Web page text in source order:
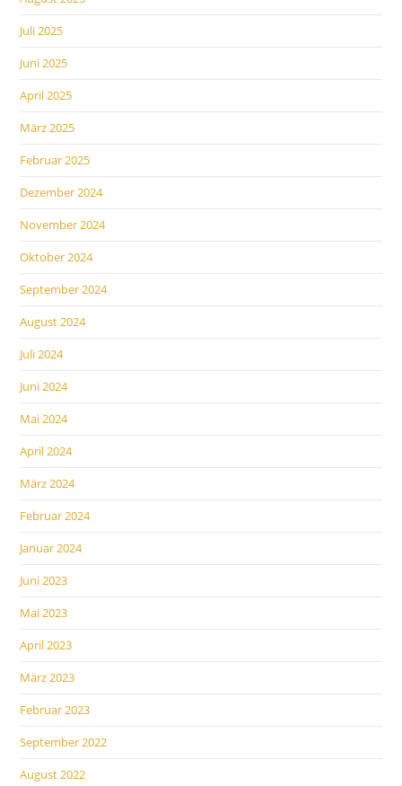
Juli 2025
Juni 2025
April 2025
März 2025
Februar 2025
Dezember 2024
November 2024
Oktober 2024
September 2024
August 2024
Juli 2024
Juni 2024
Mai 2024
April 2024
März 2024
Februar 2024
Januar 2024
Juni 2023
Mai 2023
April 2023
März 2023
Februar 2023
September 2022
August 2022